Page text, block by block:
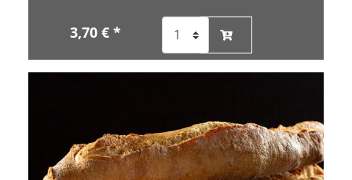
3,70 € *